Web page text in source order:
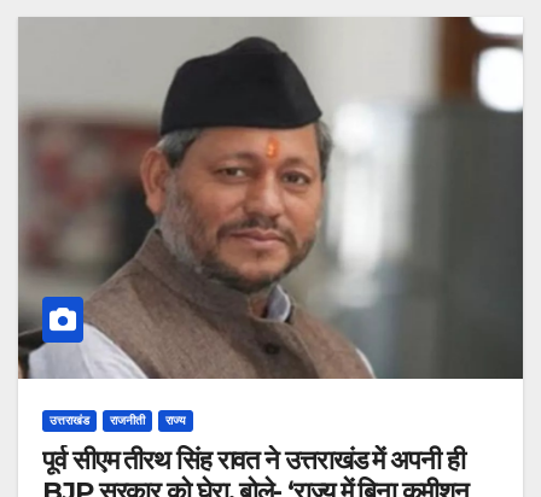
उत्तराखंड राजनीती राज्य
पूर्व सीएम तीरथ सिंह रावत ने उत्तराखंड में अपनी ही